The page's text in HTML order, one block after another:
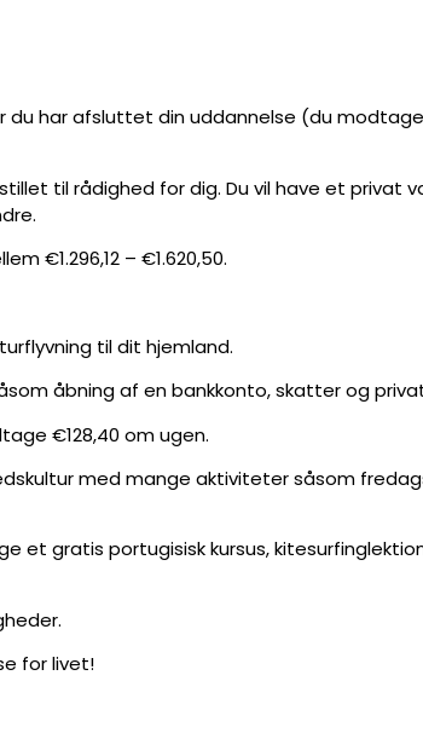
du har afsluttet din uddannelse (du
stillet til rådighed for dig. Du vil have et
€1.296,12 – €1.620,50.
til dit hjemland.
åbning af en bankkonto, skatter og
€128,40 om ugen.
med mange aktiviteter såsom
et gratis portugisisk kursus,
for livet!